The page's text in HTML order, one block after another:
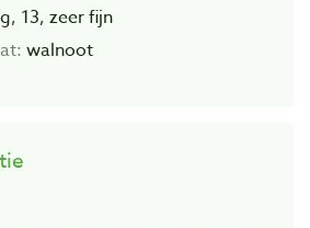
13, zeer fijn
walnoot